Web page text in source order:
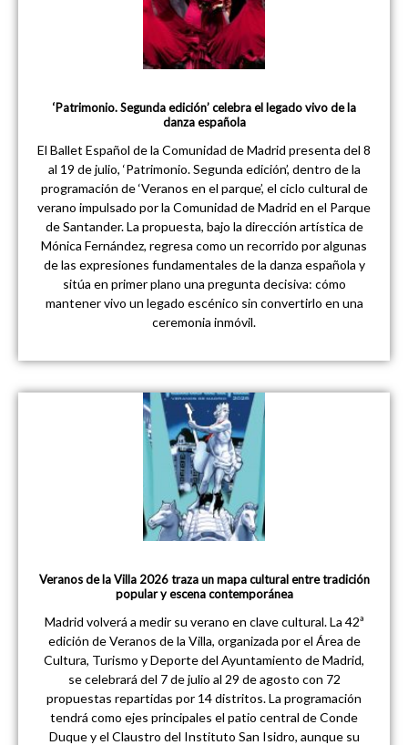
‘Patrimonio. Segunda edición’ celebra el legado vivo de la
danza española
El Ballet Español de la Comunidad de Madrid presenta del 8
al 19 de julio, ‘Patrimonio. Segunda edición’, dentro de la
programación de ‘Veranos en el parque’, el ciclo cultural de
verano impulsado por la Comunidad de Madrid en el Parque
de Santander. La propuesta, bajo la dirección artística de
Mónica Fernández, regresa como un recorrido por algunas
de las expresiones fundamentales de la danza española y
sitúa en primer plano una pregunta decisiva: cómo
mantener vivo un legado escénico sin convertirlo en una
ceremonia inmóvil.
Veranos de la Villa 2026 traza un mapa cultural entre tradición
popular y escena contemporánea
Madrid volverá a medir su verano en clave cultural. La 42ª
edición de Veranos de la Villa, organizada por el Área de
Cultura, Turismo y Deporte del Ayuntamiento de Madrid,
se celebrará del 7 de julio al 29 de agosto con 72
propuestas repartidas por 14 distritos. La programación
tendrá como ejes principales el patio central de Conde
Duque y el Claustro del Instituto San Isidro, aunque su